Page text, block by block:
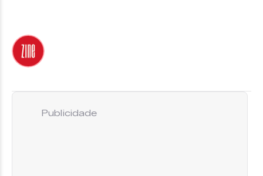
Publicidade